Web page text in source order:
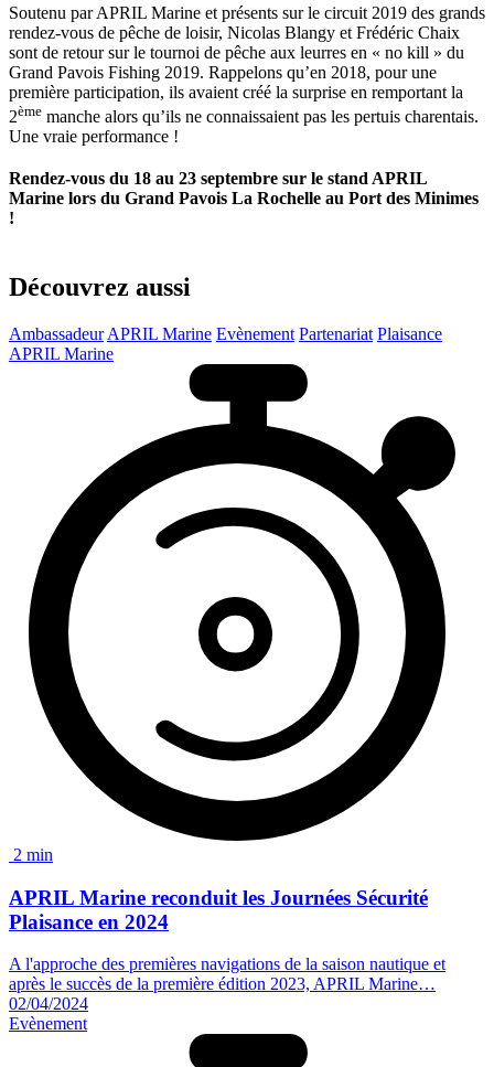
Soutenu par APRIL Marine et présents sur le circuit 2019 des grands
rendez-vous de pêche de loisir, Nicolas Blangy et Frédéric Chaix
sont de retour sur le tournoi de pêche aux leurres en « no kill » du
Grand Pavois Fishing 2019. Rappelons qu’en 2018, pour une
première participation, ils avaient créé la surprise en remportant la
2ème manche alors qu’ils ne connaissaient pas les pertuis charentais.
Une vraie performance !
Rendez-vous du 18 au 23 septembre sur le stand APRIL
Marine lors du Grand Pavois La Rochelle au Port des Minimes
!
Découvrez aussi
Ambassadeur APRIL Marine Evènement Partenariat Plaisance
APRIL Marine
2 min
APRIL Marine reconduit les Journées Sécurité
Plaisance en 2024
A l'approche des premières navigations de la saison nautique et
après le succès de la première édition 2023, APRIL Marine…
02/04/2024
Evènement